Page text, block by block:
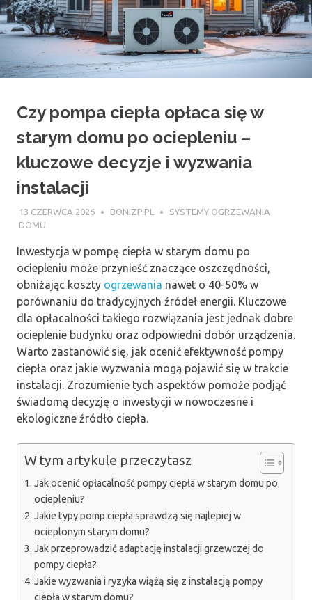
Czy pompa ciepła opłaca się w
starym domu po ociepleniu –
kluczowe decyzje i wyzwania
instalacji
13 CZERWCA 2026 BONIZP.PL
SYSTEMY OGRZEWANIA
DOMU
Inwestycja w pompę ciepła w starym domu po
ociepleniu może przynieść znaczące oszczędności,
obniżając koszty ogrzewania nawet o 40-50% w
porównaniu do tradycyjnych źródeł energii. Kluczowe
dla opłacalności takiego rozwiązania jest jednak dobre
ocieplenie budynku oraz odpowiedni dobór urządzenia.
Warto zastanowić się, jak ocenić efektywność pompy
ciepła oraz jakie wyzwania mogą pojawić się w trakcie
instalacji. Zrozumienie tych aspektów pomoże podjąć
świadomą decyzję o inwestycji w nowoczesne i
ekologiczne źródło ciepła.
W tym artykule przeczytasz
Jak ocenić opłacalność pompy ciepła w starym domu po
ociepleniu?
Jakie typy pomp ciepła sprawdzą się najlepiej w
ocieplonym starym domu?
Jak przeprowadzić adaptację instalacji grzewczej do
pompy ciepła?
Jakie wyzwania i ryzyka wiążą się z instalacją pompy
ciepła w starym domu?